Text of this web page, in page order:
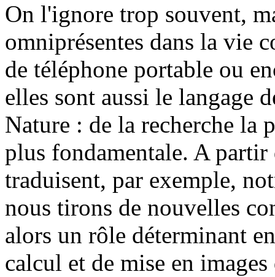
On l'ignore trop souvent,
omniprésentes dans la vie
de téléphone portable ou
elles sont aussi le langage
Nature : de la recherche la
plus fondamentale. A
traduisent, par exemple,
nous tirons de nouvelles
alors un rôle déterminant
calcul et de mise en